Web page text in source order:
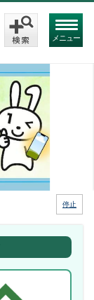
メニュー
停止